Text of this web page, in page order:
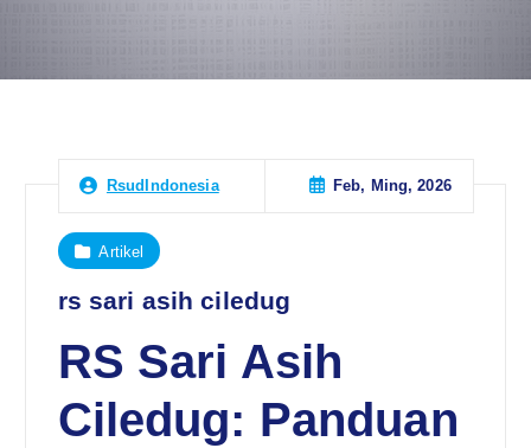
RsudIndonesia Feb, Ming, 2026
Artikel
rs sari asih ciledug
RS Sari Asih
Ciledug: Panduan